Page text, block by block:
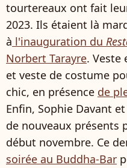
tourtereaux ont fait
2023. Ils étaient là
à l'inauguration du
Norbert Tarayre. Veste
et veste de costume
chic, en présence de
Enfin, Sophie Davant
de nouveaux présents
début novembre. Ce
soirée au Buddha-Bar